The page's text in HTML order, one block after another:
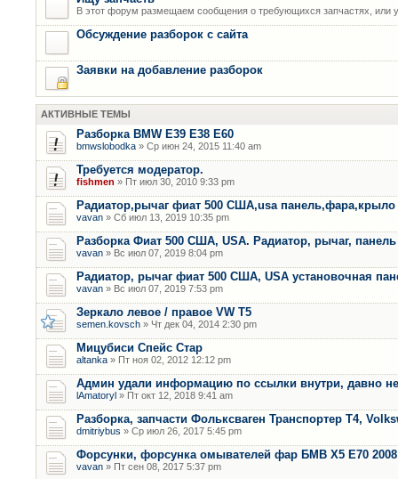
В этот форум размещаем сообщения о требующихся запчастях, или
Обсуждение разборок с сайта
Заявки на добавление разборок
АКТИВНЫЕ ТЕМЫ
Разборка BMW E39 E38 E60
bmwslobodka » Ср июн 24, 2015 11:40 am
Требуется модератор.
fishmen » Пт июл 30, 2010 9:33 pm
Радиатор,рычаг фиат 500 США,usa панель,фара,крыло
vavan » Сб июл 13, 2019 10:35 pm
Разборка Фиат 500 США, USA. Радиатор, рычаг,
vavan » Вс июл 07, 2019 8:04 pm
Радиатор, рычаг фиат 500 США, USA установочная
vavan » Вс июл 07, 2019 7:53 pm
Зеркало левое / правое VW T5
semen.kovsch » Чт дек 04, 2014 2:30 pm
Мицубиси Спейс Стар
altanka » Пт ноя 02, 2012 12:12 pm
Админ удали информацию по ссылки внутри, давно не
lAmatoryl » Пт окт 12, 2018 9:41 am
Разборка, запчасти Фольксваген Транспортер Т4,
dmitriybus » Ср июл 26, 2017 5:45 pm
Форсунки, форсунка омывателей фар БМВ Х5 Е70 2008
vavan » Пт сен 08, 2017 5:37 pm